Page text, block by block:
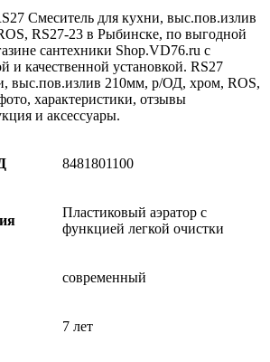
Смеситель для кухни, выс.пов.излив
RS27-23 в Рыбинске, по выгодной
сантехники Shop.VD76.ru с
и качественной установкой. RS27
выс.пов.излив 210мм, р/ОД, хром, ROS,
характеристики, отзывы
и аксессуары.
8481801100
Пластиковый аэратор с
функцией легкой очистки
современный
7 лет